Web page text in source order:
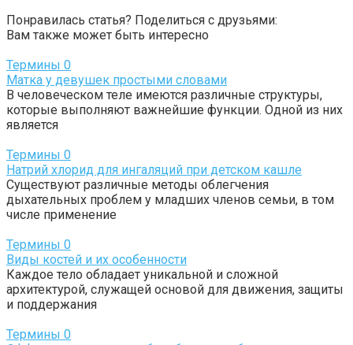
Понравилась статья? Поделиться с друзьями:
Вам также может быть интересно
Термины 0
Матка у девушек простыми словами
В человеческом теле имеются различные структуры,
которые выполняют важнейшие функции. Одной из них
является
Термины 0
Натрий хлорид для ингаляций при детском кашле
Существуют различные методы облегчения
дыхательных проблем у младших членов семьи, в том
числе применение
Термины 0
Виды костей и их особенности
Каждое тело обладает уникальной и сложной
архитектурой, служащей основой для движения, защиты
и поддержания
Термины 0